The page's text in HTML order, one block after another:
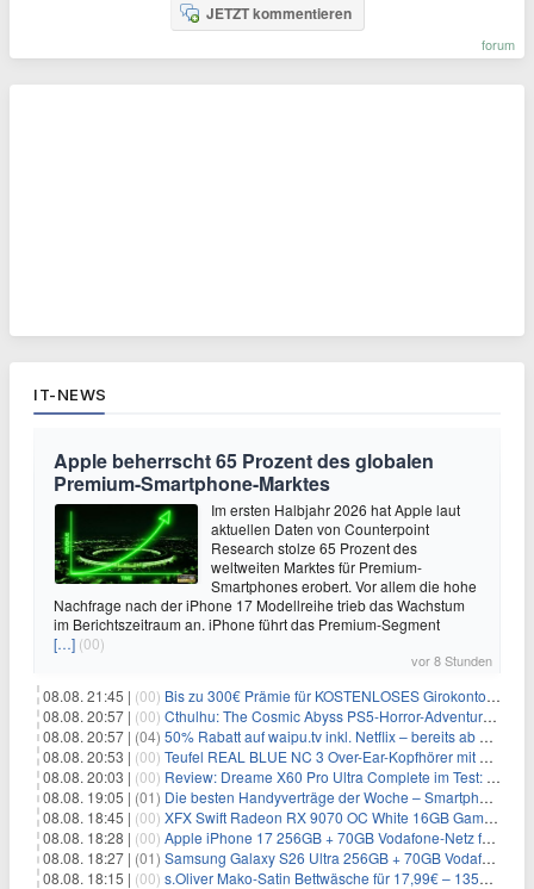
JETZT kommentieren
forum
IT-NEWS
Apple beherrscht 65 Prozent des globalen
Premium-Smartphone-Marktes
Im ersten Halbjahr 2026 hat Apple laut
aktuellen Daten von Counterpoint
Research stolze 65 Prozent des
weltweiten Marktes für Premium-
Smartphones erobert. Vor allem die hohe
Nachfrage nach der iPhone 17 Modellreihe trieb das Wachstum
im Berichtszeitraum an. iPhone führt das Premium-Segment
[…] (00)
vor 8 Stunden
08.08. 21:45 | (00) Bis zu 300€ Prämie für KOSTENLOSES Girokonto bei der Santander – 50€ schon nach 1 Woche!
08.08. 20:57 | (00) Cthulhu: The Cosmic Abyss PS5-Horror-Adventure für 27,99€
08.08. 20:57 | (04) 50% Rabatt auf waipu.tv inkl. Netflix – bereits ab 9€/Monat (statt 17,99€)
08.08. 20:53 | (00) Teufel REAL BLUE NC 3 Over-Ear-Kopfhörer mit ANC für 149,99€
08.08. 20:03 | (00) Review: Dreame X60 Pro Ultra Complete im Test: 42.000 Pa, 100 °C Moppwäsche & erstaunlich viel Technik in nur 8,9 cm Höhe
08.08. 19:05 | (01) Die besten Handyverträge der Woche – Smartphone-Tarife & SIM-Only im Überblick
08.08. 18:45 | (00) XFX Swift Radeon RX 9070 OC White 16GB Gaming-Grafikkarte für 579€
08.08. 18:28 | (00) Apple iPhone 17 256GB + 70GB Vodafone-Netz für 34,99€/Monat (effektiv 6,41€/Monat)
08.08. 18:27 | (01) Samsung Galaxy S26 Ultra 256GB + 70GB Vodafone-Netz für 34,99€/Monat (effektiv 4,74€/Monat)
08.08. 18:15 | (00) s.Oliver Mako-Satin Bettwäsche für 17,99€ – 135×200 cm, OEKO-TEX